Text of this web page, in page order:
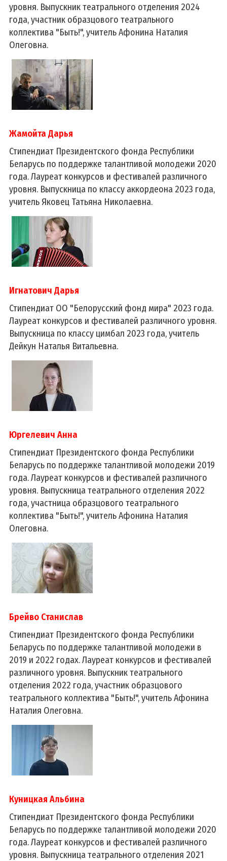
уровня. Выпускник театрального отделения 2024
года, участник образцового театрального
коллектива "Быть!", учитель Афонина Наталия
Олеговна.
Жамойта Дарья
Стипендиат Президентского фонда Республики
Беларусь по поддержке талантливой молодежи 2020
года. Лауреат конкурсов и фестивалей различного
уровня. Выпускница по классу аккордеона 2023 года,
учитель Яковец Татьяна Николаевна.
Игнатович Дарья
Стипендиат ОО "Белорусский фонд мира" 2023 года.
Лауреат конкурсов и фестивалей различного уровня.
Выпускница по классу цимбал 2023 года, учитель
Дейкун Наталья Витальевна.
Юргелевич Анна
Стипендиат Президентского фонда Республики
Беларусь по поддержке талантливой молодежи 2019
года. Лауреат конкурсов и фестивалей различного
уровня. Выпускница театрального отделения 2022
года, участница образцового театрального
коллектива "Быть!", учитель Афонина Наталия
Олеговна.
Брейво Станислав
Стипендиат Президентского фонда Республики
Беларусь по поддержке талантливой молодежи в
2019 и 2022 годах. Лауреат конкурсов и фестивалей
различного уровня. Выпускник театрального
отделения 2022 года, участник образцового
театрального коллектива "Быть!", учитель Афонина
Наталия Олеговна.
Куницкая Альбина
Стипендиат Президентского фонда Республики
Беларусь по поддержке талантливой молодежи 2020
года. Лауреат конкурсов и фестивалей различного
уровня. Выпускница театрального отделения 2021